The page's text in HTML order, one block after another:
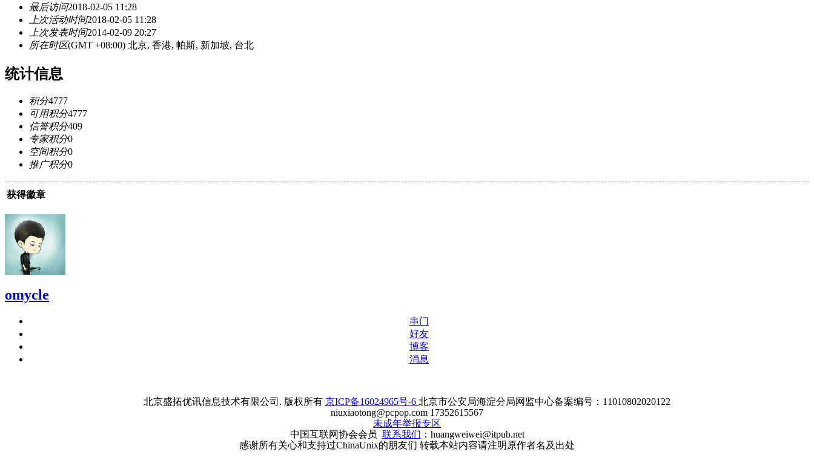
最后访问2018-02-05 11:28
上次活动时间2018-02-05 11:28
上次发表时间2014-02-09 20:27
所在时区(GMT +08:00) 北京, 香港, 帕斯, 新加坡, 台北
统计信息
积分4777
可用积分4777
信誉积分409
专家积分0
空间积分0
推广积分0
获得徽章
omycle
串门
好友
博客
消息
北京盛拓优讯信息技术有限公司. 版权所有 京ICP备16024965号-6 北京市公安局海淀分局网监中心备案编号：11010802020122
niuxiaotong@pcpop.com 17352615567
未成年举报专区
中国互联网协会会员 联系我们 ：huangweiwei@itpub.net
感谢所有关心和支持过ChinaUnix的朋友们 转载本站内容请注明原作者名及出处